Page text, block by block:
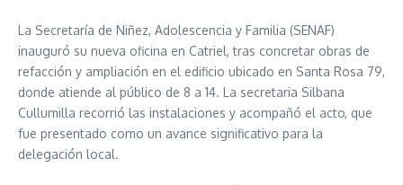
La Secretaría de Niñez, Adolescencia y Familia (SENAF)
inauguró su nueva oficina en Catriel, tras concretar obras de
refacción y ampliación en el edificio ubicado en Santa Rosa 79,
donde atiende al público de 8 a 14. La secretaria Silbana
Cullumilla recorrió las instalaciones y acompañó el acto, que
fue presentado como un avance significativo para la
delegación local.